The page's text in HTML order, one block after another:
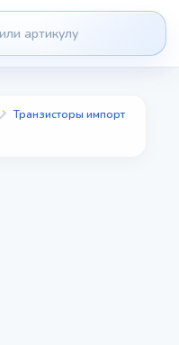
Транзисторы импорт